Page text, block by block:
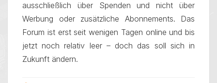
ausschließlich über Spenden und nicht über
Werbung oder zusätzliche Abonnements. Das
Forum ist erst seit wenigen Tagen online und bis
jetzt noch relativ leer – doch das soll sich in
Zukunft ändern.